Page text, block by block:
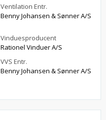
Ventilation Entr.
Benny Johansen & Sønner A/S
Vinduesproducent
Rationel Vinduer A/S
VVS Entr.
Benny Johansen & Sønner A/S